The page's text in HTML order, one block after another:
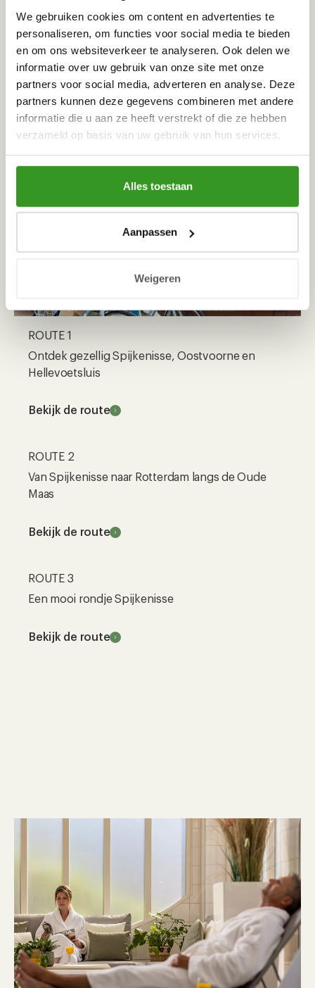
We gebruiken cookies om content en advertenties te
personaliseren, om functies voor social media te bieden
en om ons websiteverkeer te analyseren. Ook delen we
informatie over uw gebruik van onze site met onze
partners voor social media, adverteren en analyse. Deze
partners kunnen deze gegevens combineren met andere
informatie die u aan ze heeft verstrekt of die ze hebben
verzameld op basis van uw gebruik van hun services.
Alles toestaan
Aanpassen
Weigeren
boekenkast van Nederland. Dit
opvallende gebouw met een
glazen puntdak is ontworpen
door architect Winy Maas,
bekend van de markthal in
Rotterdam. Alleen dáárom al het
bezoeken waard! Wandel na
afloop nog even het centrum
van Spijkenisse in, waar je
Theater de Stoep
entertainment? Ontdek Theater
musical, concert, toneel,
jeugdtheater.
ROUTE 1
Ontdek gezellig Spijkenisse, Oostvoorne en
Hellevoetsluis
Bekijk de route
ROUTE 2
Van Spijkenisse naar Rotterdam langs de Oude
Maas
Bekijk de route
ROUTE 3
Een mooi rondje Spijkenisse
Bekijk de route